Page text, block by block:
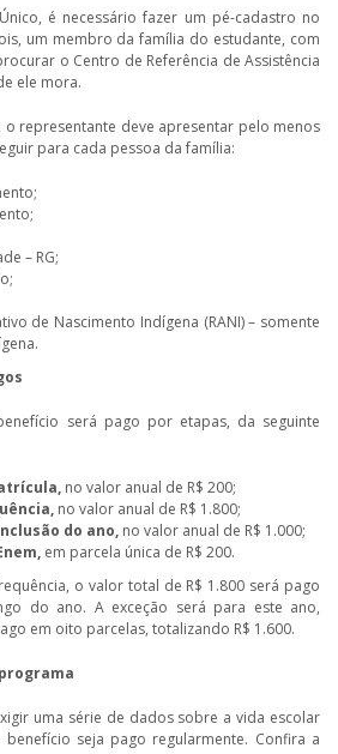
é necessário fazer um pé-cadastro no
um membro da família do estudante, com
o Centro de Referência de Assistência
ele mora.
representante deve apresentar pelo menos
para cada pessoa da família:
– RG;
de Nascimento Indígena (RANI) – somente
será pago por etapas, da seguinte
no valor anual de R$ 200;
no valor anual de R$ 1.800;
do ano, no valor anual de R$ 1.000;
em parcela única de R$ 200.
o valor total de R$ 1.800 será pago
do ano. A exceção será para este ano,
em oito parcelas, totalizando R$ 1.600.
uma série de dados sobre a vida escolar
seja pago regularmente. Confira a